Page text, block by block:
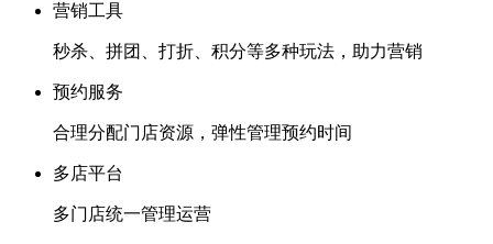
营销工具
秒杀、拼团、打折、积分等多种玩法，助力营销
预约服务
合理分配门店资源，弹性管理预约时间
多店平台
多门店统一管理运营